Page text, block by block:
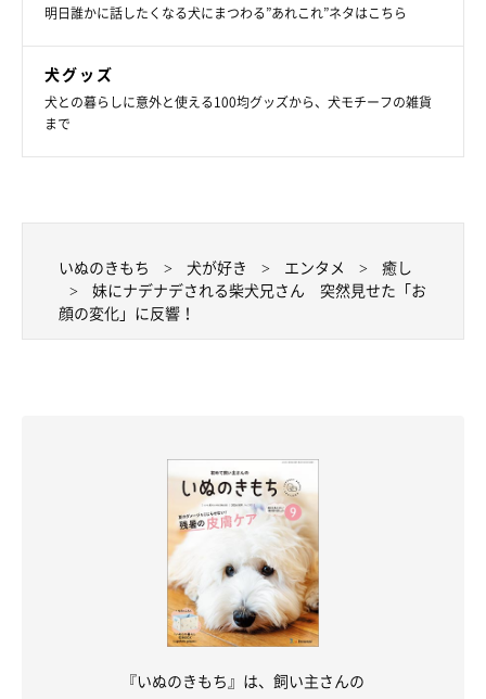
明日誰かに話したくなる犬にまつわる”あれこれ”ネタはこちら
犬グッズ
犬との暮らしに意外と使える100均グッズから、犬モチーフの雑貨
まで
いぬのきもち 犬が好き エンタメ
癒し
妹にナデナデされる柴犬兄さん 突然見せた「お
顔の変化」に反響！
『いぬのきもち』は、飼い主さんの